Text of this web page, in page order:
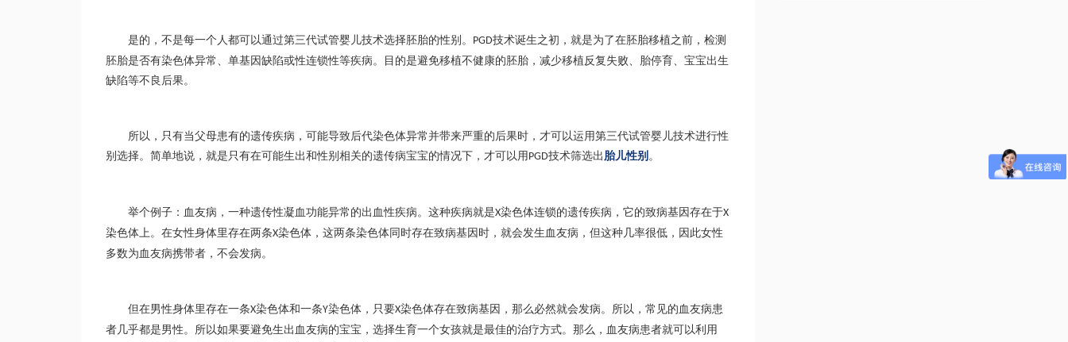
是的，不是每一个人都可以通过第三代试管婴儿技术选择胚胎的性别。 PGD技术诞生之初，就是为了在胚胎移植之前，检测
胚胎是否有染色体异常、单基因缺陷或性连锁性等疾病。目的是避免移植不健康的胚胎，减少移植反复失败、胎停育、宝宝出生
缺陷等不良后果。
所以，只有当父母患有的遗传疾病，可能导致后代染色体异常并带来严重的后果时，才可以运用第三代试管婴儿技术进行性
别选择。简单地说，就是只有在可能生出和性别相关的遗传病宝宝的情况下，才可以用 PGD技术筛选出 胎儿性别 。
举个例子：血友病，一种遗传性凝血功能异常的出血性疾病。这种疾病就是X染色体连锁的遗传疾病，它的致病基因存在于X
染色体上。在女性身体里存在两条X染色体，这两条染色体同时存在致病基因时，就会发生血友病，但这种几率很低，因此女性
多数为血友病携带者，不会发病。
但在男性身体里存在一条X染色体和一条Y染色体，只要X染色体存在致病基因，那么必然就会发病。所以，常见的血友病患
者几乎都是男性。所以如果要避免生出血友病的宝宝，选择生育一个女孩就是最佳的治疗方式。那么，血友病患者就可以利用